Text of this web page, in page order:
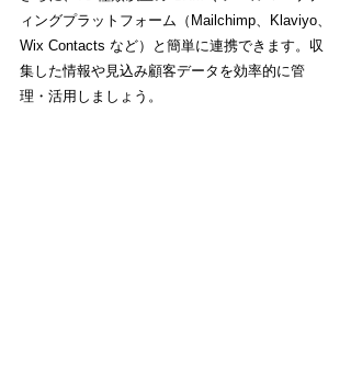
ィングプラットフォーム（Mailchimp、Klaviyo、
Wix Contacts など）と簡単に連携できます。収
集した情報や見込み顧客データを効率的に管
理・活用しましょう。